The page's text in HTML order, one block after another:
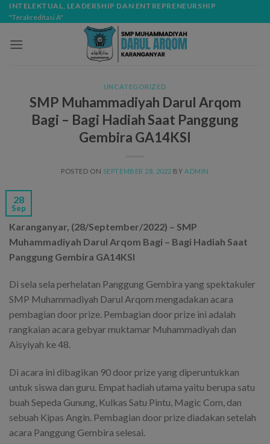
Skip
to
INTELEKTUAL, LEADERSHIP DAN ENTREPRENEURSHIP
"Terakreditasi A"
UNCATEGORIZED
SMP Muhammadiyah Darul Arqom
Bagi – Bagi Hadiah Saat Panggung
Gembira GA14KSI
POSTED ON SEPTEMBER 28, 2022 BY ADMIN
28
Sep
Karanganyar, (28/September/2022) – SMP
Muhammadiyah Darul Arqom Bagi – Bagi Hadiah Saat
Panggung Gembira GA14KSI
Di sela sela perhelatan Panggung Gembira yang spektakuler
SMP Muhammadiyah Darul Arqom mengadakan acara
pembagian door prize. Pembagian door prize ini adalah
rangkaian acara gebyar muktamar Muhammadiyah dan
Aisyiyah ke 48.
Di acara ini dibagikan 90 door prize yang diperuntukkan
untuk siswa dan guru. Empat hadiah utama yaitu berupa satu
buah Sepeda Gunung, Kulkas Satu Pintu, Magic Com, dan
sebuah Kipas Angin. Pembagian door prize diadakan setelah
acara Panggung Gembira selesai.
modal-check